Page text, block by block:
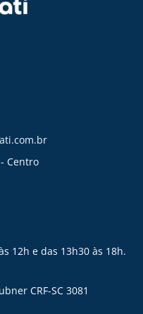
Centro
12h e das 13h30 às 18h.
CRF-SC 3081